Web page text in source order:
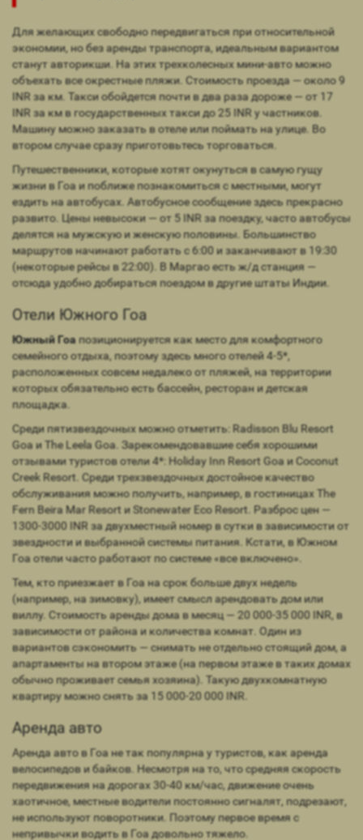
Для желающих свободно передвигаться при относительной
экономии, но без аренды транспорта, идеальным вариантом
станут авторикши. На этих трехколесных мини-авто можно
объехать все окрестные пляжи. Стоимость проезда — около 9
INR за км. Такси обойдется почти в два раза дороже — от 17
INR за км в государственных такси до 25 INR у частников.
Машину можно заказать в отеле или поймать на улице. Во
втором случае сразу приготовьтесь торговаться.
Путешественники, которые хотят окунуться в самую гущу
жизни в Гоа и поближе познакомиться с местными, могут
ездить на автобусах. Автобусное сообщение здесь прекрасно
развито. Цены невысоки — от 5 INR за поездку, часто автобусы
делятся на мужскую и женскую половины. Большинство
маршрутов начинают работать с 6:00 и заканчивают в 19:30
(некоторые рейсы в 22:00). В Маргао есть ж/д станция —
отсюда удобно добираться поездом в другие штаты Индии.
Отели Южного Гоа
Южный Гоапозиционируется как место для комфортного
семейного отдыха, поэтому здесь много отелей 4-5*,
расположенных совсем недалеко от пляжей, на территории
которых обязательно есть бассейн, ресторан и детская
площадка.
Среди пятизвездочных можно отметить: Radisson Blu Resort
Goa и The Leela Goa. Зарекомендовавшие себя хорошими
отзывами туристов отели 4*: Holiday Inn Resort Goa и Coconut
Creek Resort. Среди трехзвездочных достойное качество
обслуживания можно получить, например, в гостиницах The
Fern Beira Mar Resort и Stonewater Eco Resort. Разброс цен —
1300-3000 INR за двухместный номер в сутки в зависимости от
звездности и выбранной системы питания. Кстати, в Южном
Гоа отели часто работают по системе «все включено».
Тем, кто приезжает в Гоа на срок больше двух недель
(например, на зимовку), имеет смысл арендовать дом или
виллу. Стоимость аренды дома в месяц — 20 000-35 000 INR, в
зависимости от района и количества комнат. Один из
вариантов сэкономить — снимать не отдельно стоящий дом, а
апартаменты на втором этаже (на первом этаже в таких домах
обычно проживает семья хозяина). Такую двухкомнатную
квартиру можно снять за 15 000-20 000 INR.
Аренда авто
Аренда авто в Гоа не так популярна у туристов, как аренда
велосипедов и байков. Несмотря на то, что средняя скорость
передвижения на дорогах 30-40 км/час, движение очень
хаотичное, местные водители постоянно сигналят, подрезают,
не используют поворотники. Поэтому первое время с
непривычки водить в Гоа довольно тяжело.